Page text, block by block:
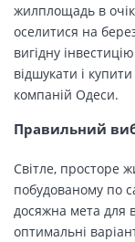
жилплощадь в
оселитися на
вигідну
відшукати і
компаній Одеси.
Правильний
Світле, просторе
побудованому по
досяжна мета для
оптимальні